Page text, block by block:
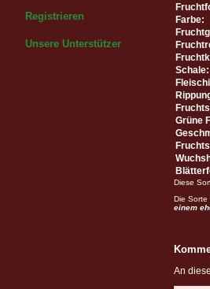
Registrieren
Unsere Unterstützer
Farbe:
Schale:
Grüne
Diese
Die Sorte
einem
An